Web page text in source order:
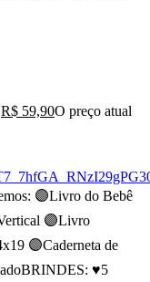
R$ 59,90O preço atual
🟣Livro do Bebê
🟣Livro
🟣Caderneta de
♥️5